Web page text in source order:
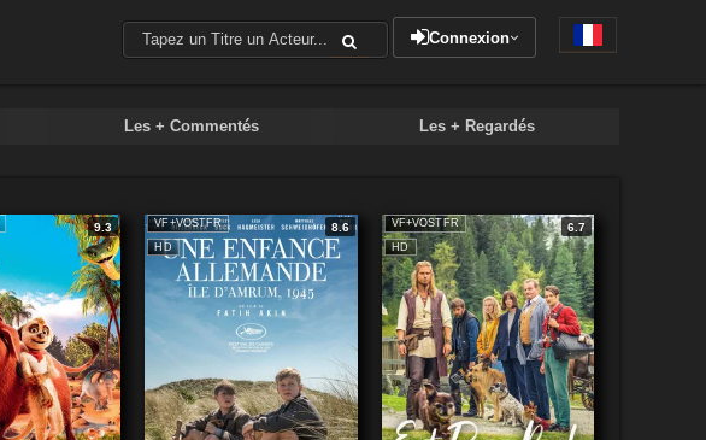
Connexion
Les + Commentés Les + Regardés
9.3
HD
VF+VOSTFR 8.6
HD
VF+VOSTFR 6.7